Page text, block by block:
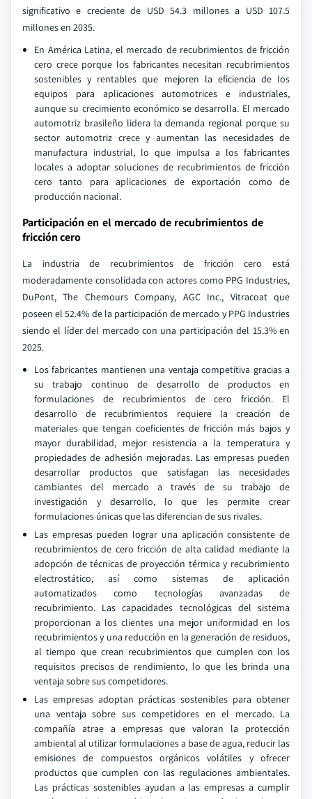
significativo e creciente de USD 54.3 millones a USD 107.5
millones en 2035.
En América Latina, el mercado de recubrimientos de fricción
cero crece porque los fabricantes necesitan recubrimientos
sostenibles y rentables que mejoren la eficiencia de los
equipos para aplicaciones automotrices e industriales,
aunque su crecimiento económico se desarrolla. El mercado
automotriz brasileño lidera la demanda regional porque su
sector automotriz crece y aumentan las necesidades de
manufactura industrial, lo que impulsa a los fabricantes
locales a adoptar soluciones de recubrimientos de fricción
cero tanto para aplicaciones de exportación como de
producción nacional.
Participación en el mercado de recubrimientos de
fricción cero
La industria de recubrimientos de fricción cero está
moderadamente consolidada con actores como PPG Industries,
DuPont, The Chemours Company, AGC Inc., Vitracoat que
poseen el 52.4% de la participación de mercado y PPG Industries
siendo el líder del mercado con una participación del 15.3% en
2025.
Los fabricantes mantienen una ventaja competitiva gracias a
su trabajo continuo de desarrollo de productos en
formulaciones de recubrimientos de cero fricción. El
desarrollo de recubrimientos requiere la creación de
materiales que tengan coeficientes de fricción más bajos y
mayor durabilidad, mejor resistencia a la temperatura y
propiedades de adhesión mejoradas. Las empresas pueden
desarrollar productos que satisfagan las necesidades
cambiantes del mercado a través de su trabajo de
investigación y desarrollo, lo que les permite crear
formulaciones únicas que las diferencian de sus rivales.
Las empresas pueden lograr una aplicación consistente de
recubrimientos de cero fricción de alta calidad mediante la
adopción de técnicas de proyección térmica y recubrimiento
electrostático, así como sistemas de aplicación
automatizados como tecnologías avanzadas de
recubrimiento. Las capacidades tecnológicas del sistema
proporcionan a los clientes una mejor uniformidad en los
recubrimientos y una reducción en la generación de residuos,
al tiempo que crean recubrimientos que cumplen con los
requisitos precisos de rendimiento, lo que les brinda una
ventaja sobre sus competidores.
Las empresas adoptan prácticas sostenibles para obtener
una ventaja sobre sus competidores en el mercado. La
compañía atrae a empresas que valoran la protección
ambiental al utilizar formulaciones a base de agua, reducir las
emisiones de compuestos orgánicos volátiles y ofrecer
productos que cumplen con las regulaciones ambientales.
Las prácticas sostenibles ayudan a las empresas a cumplir